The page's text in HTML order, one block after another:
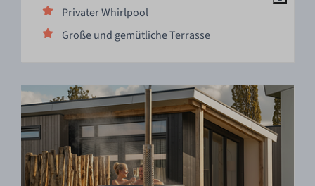
Privater Whirlpool
Große und gemütliche Terrasse